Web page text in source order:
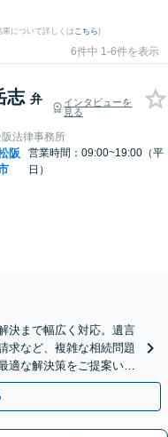
果について詳しくは こちら)
6件中 1-6件を表示
志 弁
インタビューを
見る
法律事務所
阪
営業時間：09:00~19:00（平
日）
決まで幅広く対応。遺言
求など、複雑な相続問題
適な解決策をご提案いた